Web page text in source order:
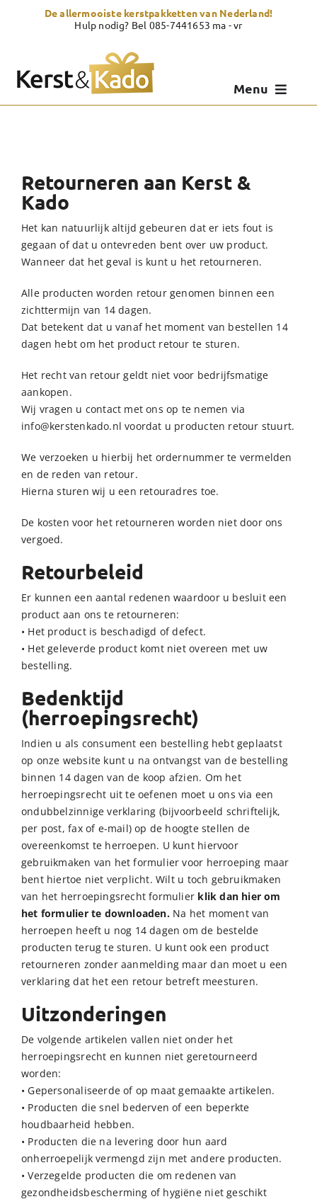
De allermooiste kerstpakketten van Nederland!
Hulp nodig? Bel 085-7441653 ma - vr
Menu
Zelf samenstellen
Showroom
Over Kerst & Kado
Retourneren aan Kerst &
Kado
Het kan natuurlijk altijd gebeuren dat er iets fout is
gegaan of dat u ontevreden bent over uw product.
Wanneer dat het geval is kunt u het retourneren.
Alle producten worden retour genomen binnen een
zichttermijn van 14 dagen.
Dat betekent dat u vanaf het moment van bestellen 14
dagen hebt om het product retour te sturen.
Het recht van retour geldt niet voor bedrijfsmatige
aankopen.
Wij vragen u contact met ons op te nemen via
info@kerstenkado.nl voordat u producten retour stuurt.
We verzoeken u hierbij het ordernummer te vermelden
en de reden van retour.
Hierna sturen wij u een retouradres toe.
De kosten voor het retourneren worden niet door ons
vergoed.
Retourbeleid
Er kunnen een aantal redenen waardoor u besluit een
product aan ons te retourneren:
• Het product is beschadigd of defect.
• Het geleverde product komt niet overeen met uw
bestelling.
Bedenktijd
(herroepingsrecht)
Indien u als consument een bestelling hebt geplaatst
op onze website kunt u na ontvangst van de bestelling
binnen 14 dagen van de koop afzien. Om het
herroepingsrecht uit te oefenen moet u ons via een
ondubbelzinnige verklaring (bijvoorbeeld schriftelijk,
per post, fax of e-mail) op de hoogte stellen de
overeenkomst te herroepen. U kunt hiervoor
gebruikmaken van het formulier voor herroeping maar
bent hiertoe niet verplicht. Wilt u toch gebruikmaken
van het herroepingsrecht formulier klik dan hier om
het formulier te downloaden.Na het moment van
herroepen heeft u nog 14 dagen om de bestelde
producten terug te sturen. U kunt ook een product
retourneren zonder aanmelding maar dan moet u een
verklaring dat het een retour betreft meesturen.
Uitzonderingen
De volgende artikelen vallen niet onder het
herroepingsrecht en kunnen niet geretourneerd
worden:
• Gepersonaliseerde of op maat gemaakte artikelen.
• Producten die snel bederven of een beperkte
houdbaarheid hebben.
• Producten die na levering door hun aard
onherroepelijk vermengd zijn met andere producten.
• Verzegelde producten die om redenen van
gezondheidsbescherming of hygiëne niet geschikt